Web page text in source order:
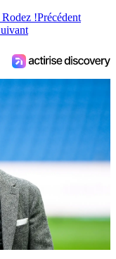
!Précédent